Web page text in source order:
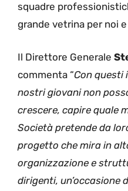
squadre
grande vetrina per noi
Il Direttore Generale
commenta “Con questi
nostri giovani non
crescere, capire quale
Società pretende da
progetto che mira in
organizzazione e
dirigenti, un’occasione